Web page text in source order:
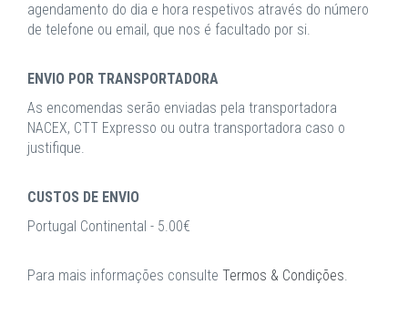
agendamento do dia e hora respetivos através do número
de telefone ou email, que nos é facultado por si.
ENVIO POR TRANSPORTADORA
As encomendas serão enviadas pela transportadora
NACEX, CTT Expresso ou outra transportadora caso o
justifique.
CUSTOS DE ENVIO
Portugal Continental - 5.00€
Para mais informações consulte Termos & Condições.